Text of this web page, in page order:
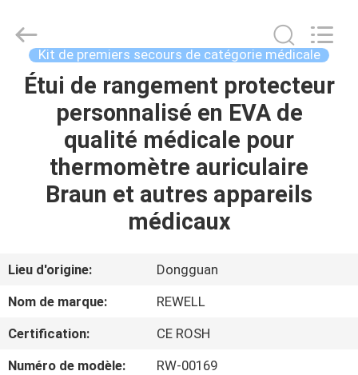
MAISON
PRODUITS
NOUS
D'USINE
Limited.
Reserved.
Developed
Kit de premiers secours de catégorie médicale
Étui de rangement protecteur
personnalisé en EVA de
qualité médicale pour
thermomètre auriculaire
Braun et autres appareils
médicaux
Lieu d'origine:
Dongguan
Nom de marque:
REWELL
Certification:
CE ROSH
Numéro de modèle:
RW-00169